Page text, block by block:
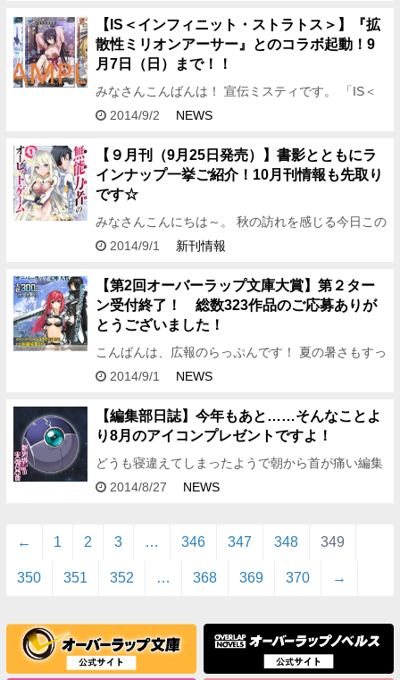
と、最近のよう…
【IS＜インフィニット・ストラトス＞】『拡
散性ミリオンアーサー』とのコラボ起動！9
月7日（日）まで！！
みなさんこんばんは！ 宣伝ミスティです。 「IS＜
インフィニット・ストラトス＞」のイベント 「ワン
売…
2014/9/2 NEWS
【９月刊（9月25日発売）】書影とともにラ
インナップ一挙ご紹介！10月刊情報も先取り
です☆
みなさんこんにちは～。 秋の訪れを感じる今日この
頃。 和菓子を片手に読書が進む季節が近づいてまい
報を、 表紙と…
2014/9/1 新刊情報
【第2回オーバーラップ文庫大賞】第２ター
ン受付終了！ 総数323作品のご応募ありが
とうございました！
こんばんは、広報のらっぷんです！ 夏の暑さもすっ
かりおさまって、エアコンはもうつけなくていいか
しいし景色も紅葉…
2014/9/1 NEWS
【編集部日誌】今年もあと……そんなことよ
り8月のアイコンプレゼントですよ！
どうも寝違えてしまったようで朝から首が痛い編集
アシDです。こんばんは！ 昔はバリバリの編集者だ
2014/8/27 NEWS
← 1 2 3 … 346 347 348 349
350 351 352 … 368 369 370 →